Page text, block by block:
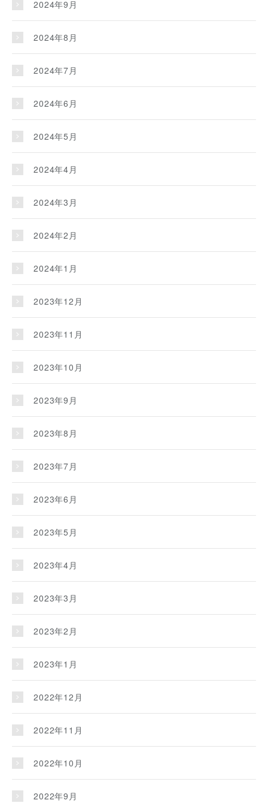
2024年9月
2024年8月
2024年7月
2024年6月
2024年5月
2024年4月
2024年3月
2024年2月
2024年1月
2023年12月
2023年11月
2023年10月
2023年9月
2023年8月
2023年7月
2023年6月
2023年5月
2023年4月
2023年3月
2023年2月
2023年1月
2022年12月
2022年11月
2022年10月
2022年9月